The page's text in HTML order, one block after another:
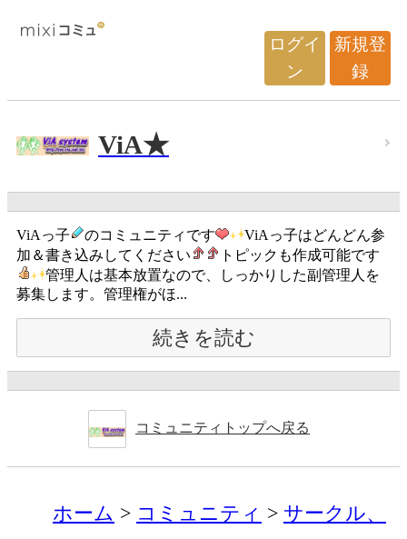
ログイ
ン
新規登
録
ViA★
ViAっ子 のコミュニティです
ViAっ子はどんどん参
加＆書き込みしてください
トピックも作成可能です
管理人は基本放置なので、しっかりした副管理人を
募集します。管理権がほ...
続きを読む
コミュニティトップへ戻る
ホーム コミュニティ
サークル、